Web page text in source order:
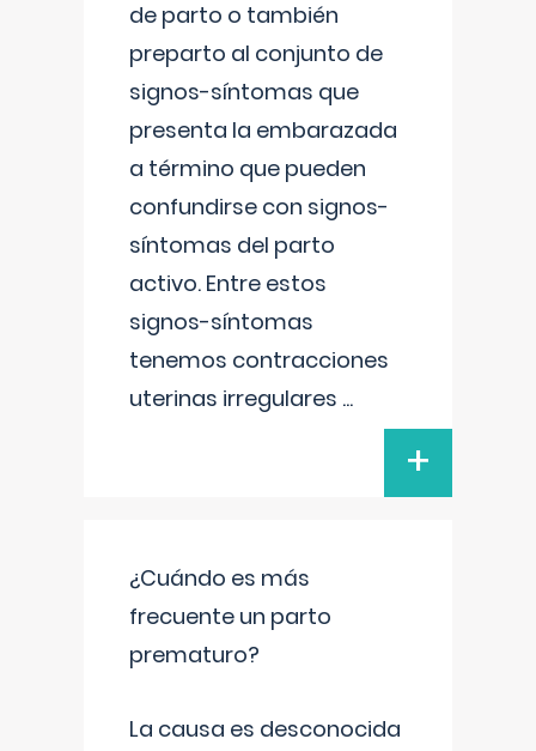
de parto o también
preparto al conjunto de
signos-síntomas que
presenta la embarazada
a término que pueden
confundirse con signos-
síntomas del parto
activo. Entre estos
signos-síntomas
tenemos contracciones
uterinas irregulares ...
+
¿Cuándo es más
frecuente un parto
prematuro?
La causa es desconocida